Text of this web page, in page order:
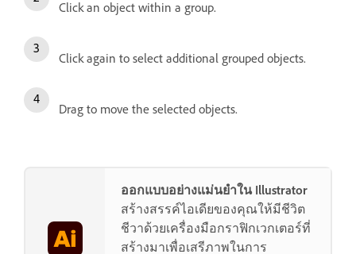
Click an object within a group.
Click again to select additional grouped objects.
Drag to move the selected objects.
ออกแบบอย่างแม่นยำใน Illustrator
สร้างสรรค์ไอเดียของคุณให้มีชีวิต
ชีวาด้วยเครื่องมือกราฟิกเวกเตอร์ที่
สร้างมาเพื่อเสรีภาพในการ